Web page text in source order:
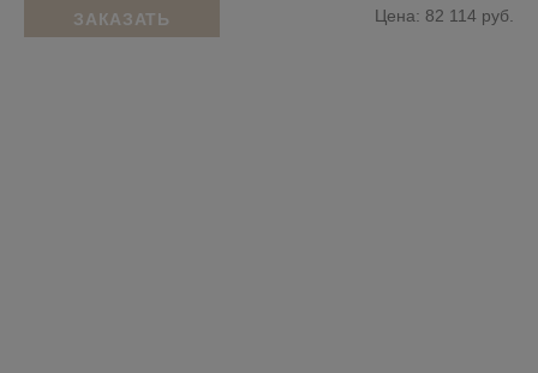
ЗАКАЗАТЬ Цена: 82 114 руб.